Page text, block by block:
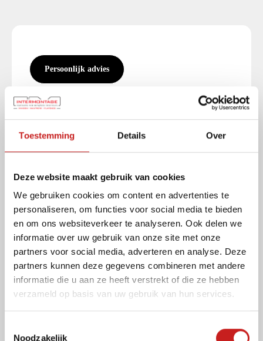
Toestemming Details Over
Deze website maakt gebruik van cookies
We gebruiken cookies om content en advertenties te
personaliseren, om functies voor social media te bieden
en om ons websiteverkeer te analyseren. Ook delen we
informatie over uw gebruik van onze site met onze
partners voor social media, adverteren en analyse. Deze
partners kunnen deze gegevens combineren met andere
informatie die u aan ze heeft verstrekt of die ze hebben
verzameld op basis van uw gebruik van hun services.
Noodzakelijk
Persoonlijk advies
Heeft u een vraag? Wij helpen u graag verder!
Volledige
(Vereist)
mailadres
(Vereist)
Bedrijfsnaam
Telefoonnummer
(Vereist)
Heeft u nog aanvullende informatie?